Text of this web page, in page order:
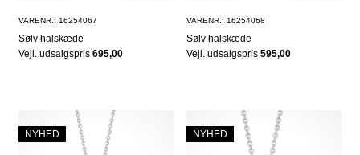
VARENR.: 16254067
Sølv halskæde
Vejl. udsalgspris 695,00
VARENR.: 16254068
Sølv halskæde
Vejl. udsalgspris595,00
NYHED NYHED